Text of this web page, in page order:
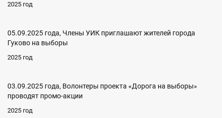
2025 год
05.09.2025 года, Члены УИК приглашают жителей города
Гуково на выборы
2025 год
03.09.2025 года, Волонтеры проекта «Дорога на выборы»
проводят промо-акции
2025 год